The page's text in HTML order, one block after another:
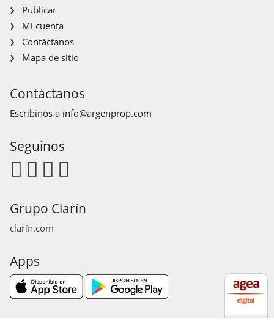
Publicar
Mi cuenta
Contáctanos
Mapa de sitio
Contáctanos
Escribinos a info@argenprop.com
Seguinos
Grupo Clarín
clarín.com
Apps